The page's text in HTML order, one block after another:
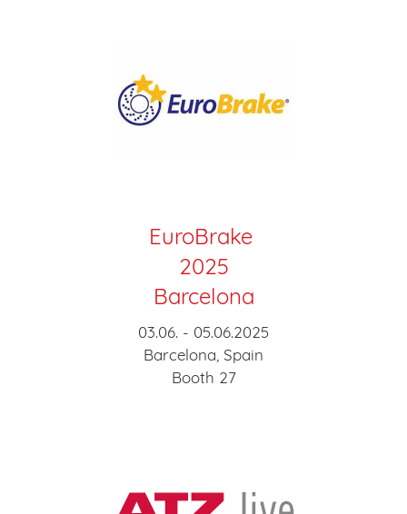
EuroBrake
2025
Barcelona
03.06. - 05.06.2025
Barcelona, Spain
Booth 27